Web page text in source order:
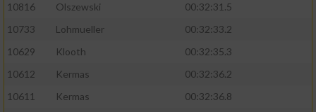
10816
Olszewski
00:32:31.5
10733
Lohmueller
00:32:33.2
10629
Klooth
00:32:35.3
10612
Kermas
00:32:36.2
10611
Kermas
00:32:36.8
Erstellung von Profilen zur Personalisierung
von Inhalten
Verwendung von Profilen zur Auswahl
personalisierter Inhalte